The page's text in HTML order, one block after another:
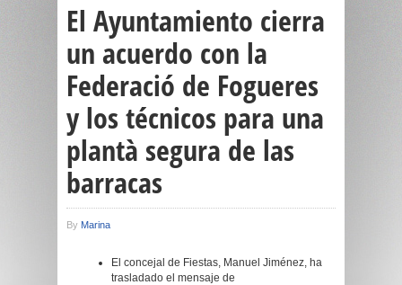
El Ayuntamiento cierra
un acuerdo con la
Federació de Fogueres
y los técnicos para una
plantà segura de las
barracas
By Marina
El concejal de Fiestas, Manuel Jiménez, ha
trasladado el mensaje de